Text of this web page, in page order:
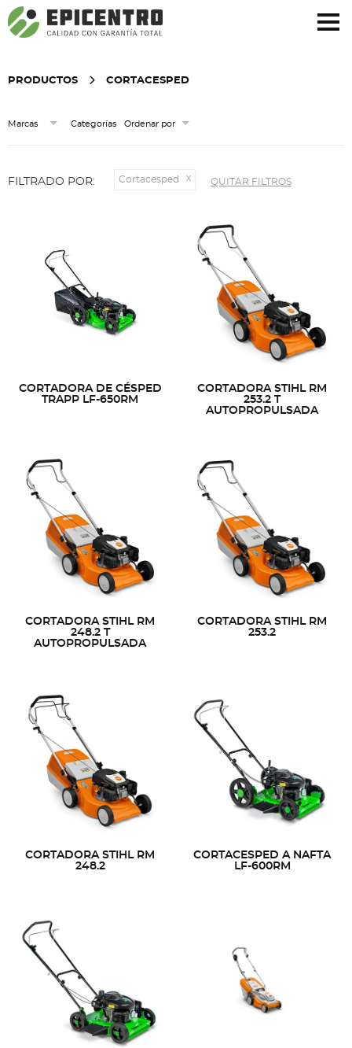
¿Olvidó su contraseña?Regístrese aquí
PRODUCTOS CORTACESPED
Marcas Categorías Ordenar por
FILTRADO POR: Cortacesped QUITAR FILTROS
CORTADORA DE CÉSPED
TRAPP LF-650RM
CORTADORA STIHL RM
253.2 T
AUTOPROPULSADA
CORTADORA STIHL RM
248.2 T
AUTOPROPULSADA
CORTADORA STIHL RM
253.2
CORTADORA STIHL RM
248.2
CORTACESPED A NAFTA
LF-600RM